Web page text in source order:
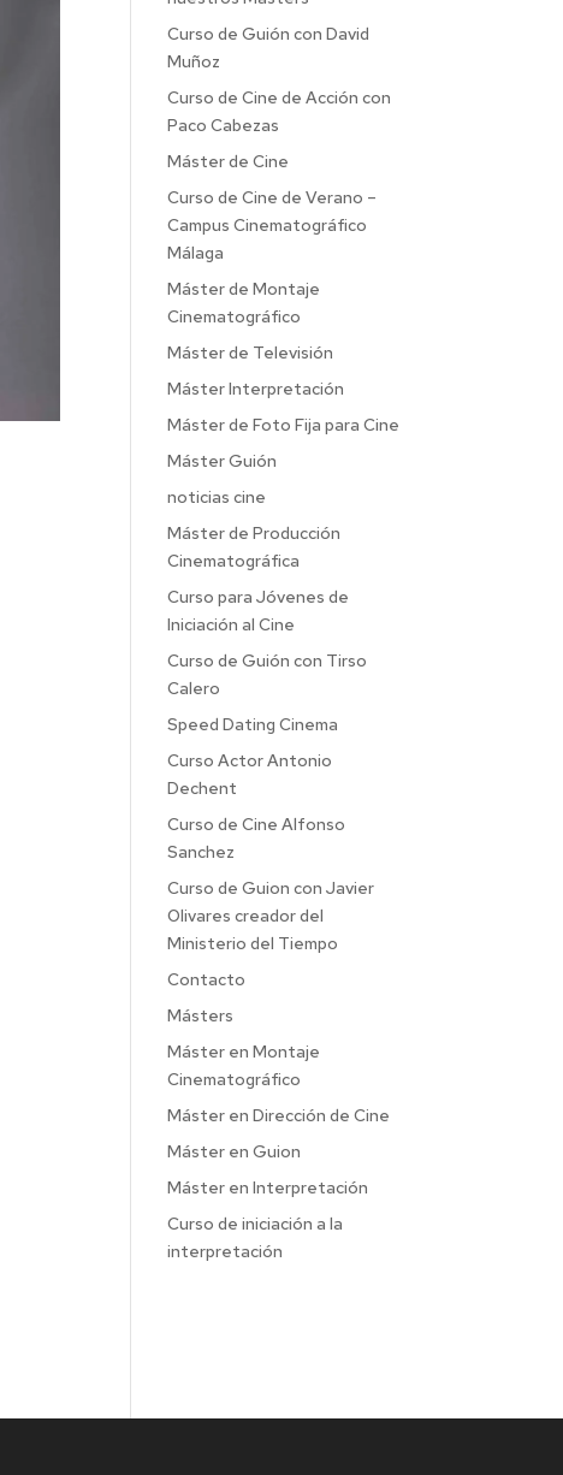
Curso de Guión con David
Muñoz
Curso de Cine de Acción con
Paco Cabezas
Máster de Cine
Curso de Cine de Verano –
Campus Cinematográfico
Málaga
Máster de Montaje
Cinematográfico
Máster de Televisión
Máster Interpretación
Máster de Foto Fija para Cine
Máster Guión
noticias cine
Máster de Producción
Cinematográfica
Curso para Jóvenes de
Iniciación al Cine
Curso de Guión con Tirso
Calero
Speed Dating Cinema
Curso Actor Antonio
Dechent
Curso de Cine Alfonso
Sanchez
Curso de Guion con Javier
Olivares creador del
Ministerio del Tiempo
Contacto
Másters
Máster en Montaje
Cinematográfico
Máster en Dirección de Cine
Máster en Guion
Máster en Interpretación
Curso de iniciación a la
interpretación